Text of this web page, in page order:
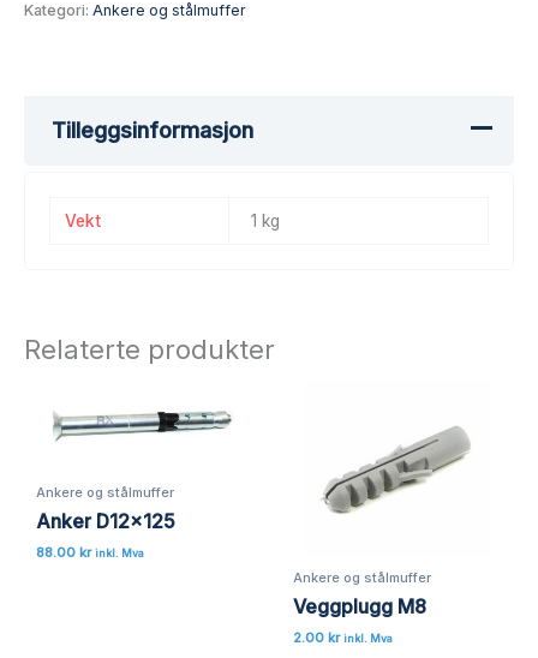
Kategori: Ankere og stålmuffer
Tilleggsinformasjon
Vekt 1 kg
Relaterte produkter
Ankere og stålmuffer
Anker D12x125
88.00 kr inkl. Mva
Ankere og stålmuffer
Veggplugg M8
2.00 kr inkl. Mva